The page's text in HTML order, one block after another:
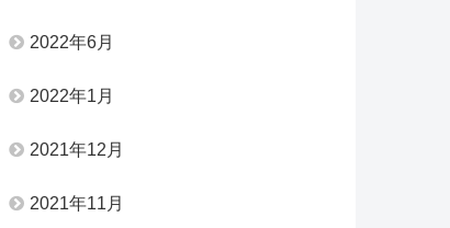
2022年6月
2022年1月
2021年12月
2021年11月